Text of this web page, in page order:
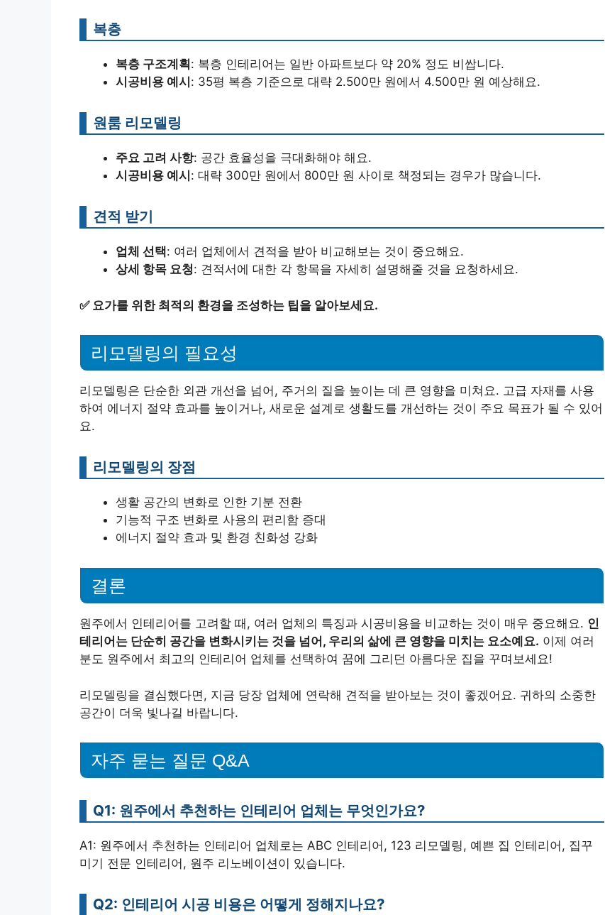
복층
복층 구조계획 : 복층 인테리어는 일반 아파트보다 약 20% 정도 비쌉니다.
시공비용 예시 : 35평 복층 기준으로 대략 2.500만 원에서 4.500만 원 예상해요.
원룸 리모델링
주요 고려 사항: 공간 효율성을 극대화해야 해요.
시공비용 예시 : 대략 300만 원에서 800만 원 사이로 책정되는 경우가 많습니다.
견적 받기
업체 선택: 여러 업체에서 견적을 받아 비교해보는 것이 중요해요.
상세 항목 요청: 견적서에 대한 각 항목을 자세히 설명해줄 것을 요청하세요.
✅ 요가를 위한 최적의 환경을 조성하는 팁을 알아보세요.
리모델링의 필요성
리모델링은 단순한 외관 개선을 넘어, 주거의 질을 높이는 데 큰 영향을 미쳐요. 고급 자재를 사용
하여 에너지 절약 효과를 높이거나, 새로운 설계로 생활도를 개선하는 것이 주요 목표가 될 수 있어
요.
리모델링의 장점
생활 공간의 변화로 인한 기분 전환
기능적 구조 변화로 사용의 편리함 증대
에너지 절약 효과 및 환경 친화성 강화
결론
원주에서 인테리어를 고려할 때, 여러 업체의 특징과 시공비용을 비교하는 것이 매우 중요해요. 인
테리어는 단순히 공간을 변화시키는 것을 넘어, 우리의 삶에 큰 영향을 미치는 요소예요. 이제 여러
분도 원주에서 최고의 인테리어 업체를 선택하여 꿈에 그리던 아름다운 집을 꾸며보세요!
리모델링을 결심했다면, 지금 당장 업체에 연락해 견적을 받아보는 것이 좋겠어요. 귀하의 소중한
공간이 더욱 빛나길 바랍니다.
자주 묻는 질문 Q&A
Q1: 원주에서 추천하는 인테리어 업체는 무엇인가요?
A1: 원주에서 추천하는 인테리어 업체로는 ABC 인테리어, 123 리모델링, 예쁜 집 인테리어, 집꾸
미기 전문 인테리어, 원주 리노베이션이 있습니다.
Q2: 인테리어 시공 비용은 어떻게 정해지나요?